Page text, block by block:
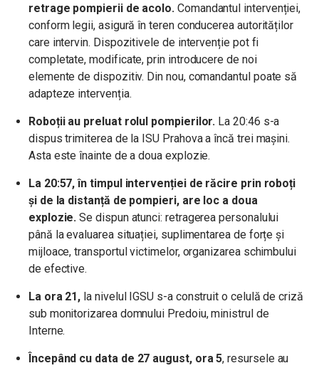
retrage pompierii de acolo. Comandantul intervenției,
conform legii, asigură în teren conducerea autorităților
care intervin. Dispozitivele de intervenție pot fi
completate, modificate, prin introducere de noi
elemente de dispozitiv. Din nou, comandantul poate să
adapteze intervenția.
Roboții au preluat rolul pompierilor. La 20:46 s-a
dispus trimiterea de la ISU Prahova a încă trei mașini.
Asta este înainte de a doua explozie.
La 20:57, în timpul intervenției de răcire prin roboți
și de la distanță de pompieri, are loc a doua
explozie. Se dispun atunci: retragerea personalului
până la evaluarea situației, suplimentarea de forțe și
mijloace, transportul victimelor, organizarea schimbului
de efective.
La ora 21, la nivelul IGSU s-a construit o celulă de criză
sub monitorizarea domnului Predoiu, ministrul de
Interne.
Începând cu data de 27 august, ora 5, resursele au